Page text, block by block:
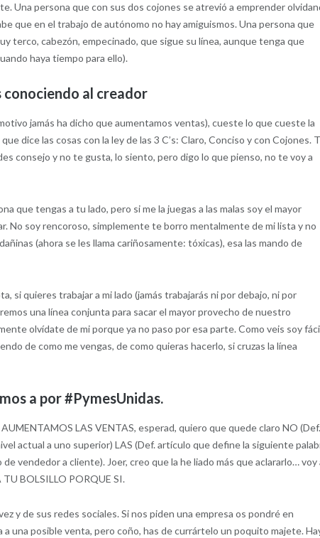
Una persona que con sus dos cojones se atrevió a emprender
que en el trabajo de autónomo no hay amiguismos. Una persona que
terco, cabezón, empecinado, que sigue su línea, aunque tenga que
haya tiempo para ello).
conociendo al creador
jamás ha dicho que aumentamos ventas), cueste lo que cueste la
dice las cosas con la ley de las 3 C’s: Claro, Conciso y con Cojones.
consejo y no te gusta, lo siento, pero digo lo que pienso, no te voy a
que tengas a tu lado, pero si me la juegas a las malas soy el mayor
No soy rencoroso, simplemente te borro mentalmente de mi lista y no
(ahora se les llama cariñosamente: tóxicas), esa las mando de
si quieres trabajar a mi lado (jamás trabajarás ni por debajo, ni por
una línea conjunta para sacar el mayor provecho de nuestro
olvídate de mi porque ya no paso por esa parte. Como veis soy
de como me vengas, de como quieras hacerlo, si cruzas la línea
a por #PymesUnidas.
LAS VENTAS, esperad, quiero que quede claro NO
actual a uno superior) LAS (Def. artículo que define la siguiente
vendedor a cliente). Joer, creo que la he liado más que aclararlo… voy
BOLSILLO PORQUE SI.
y de sus redes sociales. Si nos piden una empresa os pondré en
una posible venta, pero coño, has de currártelo un poquito majete.